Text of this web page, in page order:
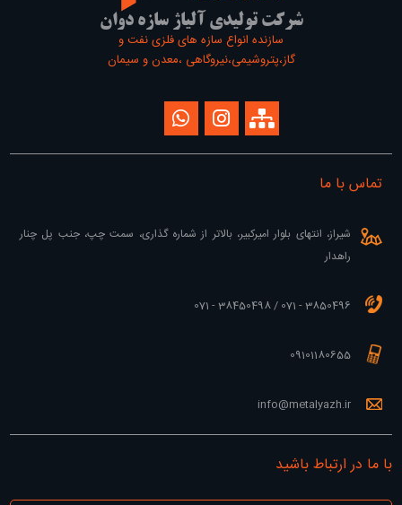
شرکت تولیدی آلیاژ سازه دوان
سازنده انواع سازه های فلزی نفت و
گاز،پتروشیمی،نیروگاهی ،معدن و سیمان
تماس با ما
شیراز، انتهای بلوار امیرکبیر، بالاتر از شماره گذاری، سمت چپ، جنب پل چنار
راهدار
3850496 - 071 / 38450498 - 071
09101180655
info@metalyazh.ir
با ما در ارتباط باشید